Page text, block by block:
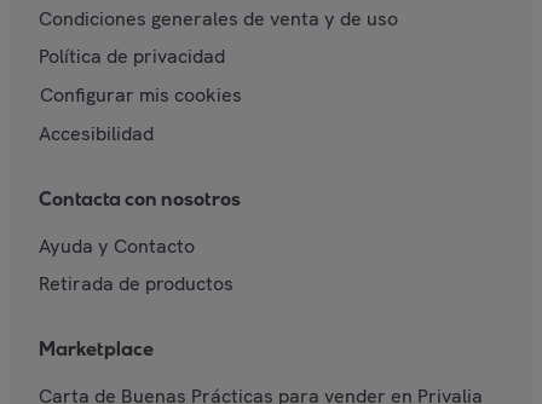
Condiciones generales de venta y de uso
Política de privacidad
Configurar mis cookies
Accesibilidad
Contacta con nosotros
Ayuda y Contacto
Retirada de productos
Marketplace
Carta de Buenas Prácticas para vender en Privalia